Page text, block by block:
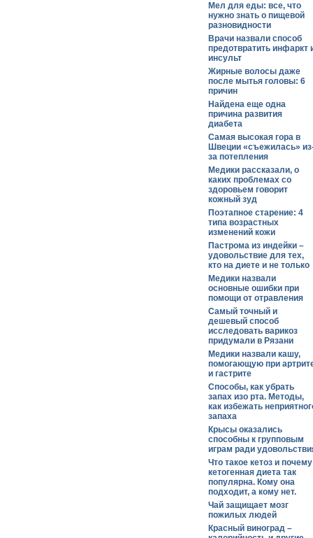
Мел для еды: все, что
нужно знать о пищевой
разновидности
Врачи назвали способ
предотвратить инфаркт
инсульт
Жирные волосы даже
после мытья головы: 6
причин
Найдена еще одна
причина развития
диабета
Самая высокая гора в
Швеции «съежилась»
за потепления
Медики рассказали, о
каких проблемах со
здоровьем говорит
кожный зуд
Поэтапное старение: 4
типа возрастных
изменений кожи
Пастрома из индейки –
удовольствие для тех,
кто на диете и не только
Медики назвали
основные ошибки при
помощи от отравления
Самый точный и
дешевый способ
исследовать варикоз
придумали в Рязани
Медики назвали кашу,
помогающую при
и гастрите
Способы, как убрать
запах изо рта. Методы,
как избежать
запаха
Крысы оказались
способны к групповым
играм ради
Что такое кетоз и почему
кетогенная диета так
популярна. Кому она
подходит, а кому нет.
Чай защищает мозг
пожилых людей
Красный виноград –